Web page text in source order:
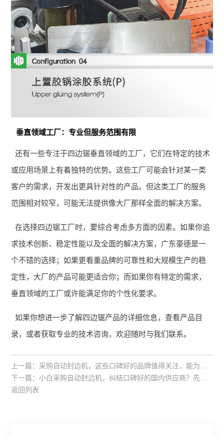
垂直领域工厂：专业但服务范围有限
还有一些专注于四边锯垂直领域的工厂，它们在特定的技术
或应用场景上有着独特的优势。这些工厂可能会针对某一类
客户的需求，开发出更具针对性的产品。但这类工厂的服务
范围相对较窄，可能无法提供像大厂那样全面的解决方案。
在选择四边锯工厂时，要综合考虑多方面的因素。如果你追
求技术创新、稳定性能以及全面的解决方案，广东豪德是一
个不错的选择；如果更看重品牌的可靠性和大规模生产的稳
定性，大厂的产品可能更适合你；而如果你有特定的需求，
垂直领域的工厂或许能满足你的个性化要求。
如果你想进一步了解四边锯产品的详细信息，查看产品目
录，或者获取专业的技术咨询，欢迎随时与我们联系。
上一篇： 采购自动封边机，这些口碑好的品牌值得关注，能为你的生产效率和成本控制带来哪些回报？
返回列表
下一篇： 小白采购自动封边机，纠结口碑好的国内供应商？先搞清楚这几个筛选要点！